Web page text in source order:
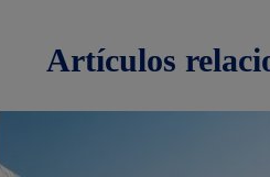
artículos